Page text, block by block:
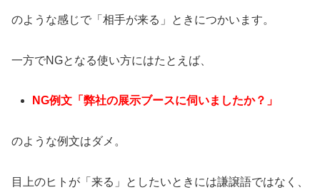
のような感じで「相手が来る」ときにつかいます。
一方でNGとなる使い方にはたとえば、
NG例文「弊社の展示ブースに伺いましたか？」
のような例文はダメ。
目上のヒトが「来る」としたいときには謙譲語ではなく、